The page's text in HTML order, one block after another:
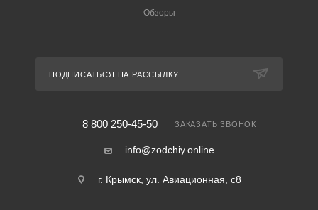
Обзоры
ПОДПИСАТЬСЯ НА РАССЫЛКУ
8 800 250-45-50 ЗАКАЗАТЬ ЗВОНОК
info@zodchiy.online
г. Крымск, ул. Авиационная, с8